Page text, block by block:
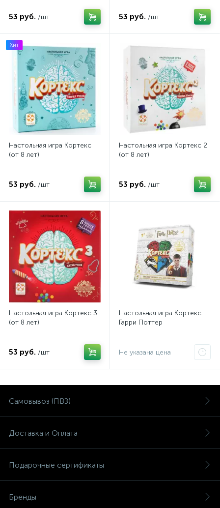
53 руб. /шт 53 руб. /шт
Хит
Настольная игра Кортекс
(от 8 лет)
53 руб. /шт
Настольная игра Кортекс 2
(от 8 лет)
53 руб. /шт
Настольная игра Кортекс 3
(от 8 лет)
53 руб. /шт
Настольная игра Кортекс.
Гарри Поттер
Не указана цена
Самовывоз (ПВЗ)
Доставка и Оплата
Подарочные сертификаты
Бренды